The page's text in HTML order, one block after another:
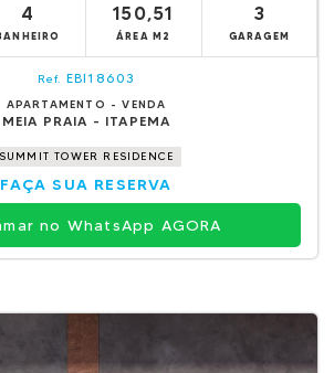
4 150,51
ÁREA M2
3
GARAGEM
Ref. EBI18603
APARTAMENTO - VENDA
MEIA PRAIA - ITAPEMA
SUMMIT TOWER RESIDENCE
FAÇA SUA RESERVA
no WhatsApp AGORA